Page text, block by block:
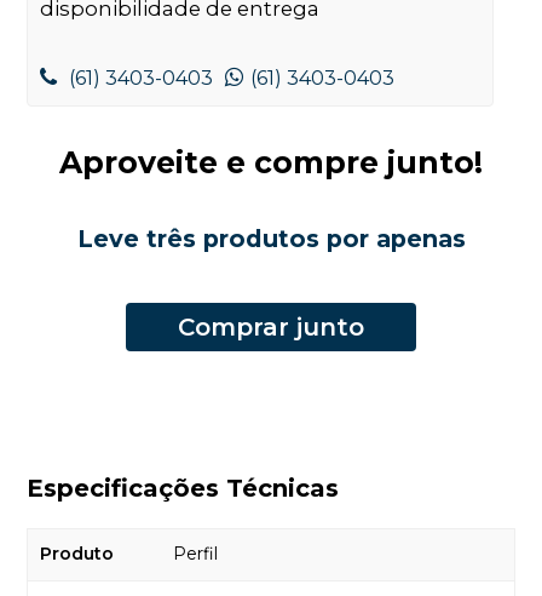
disponibilidade de entrega
(61) 3403-0403 (61) 3403-0403
Aproveite e compre junto!
Leve três produtos por apenas
Comprar junto
Especificações Técnicas
Produto Perfil